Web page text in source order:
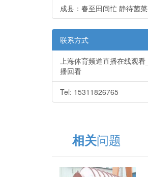
成县：春至田间忙 静待菌
联系方式
上海体育频道直播在线观看
播回看
Tel: 15311826765
相关问题